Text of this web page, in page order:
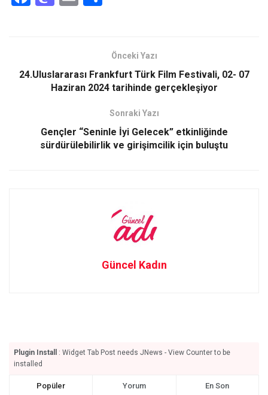
o
d
o
Önceki Yazı
24.Uluslararası Frankfurt Türk Film Festivali, 02- 07
Haziran 2024 tarihinde gerçekleşiyor
Sonraki Yazı
Gençler “Seninle İyi Gelecek” etkinliğinde
sürdürülebilirlik ve girişimcilik için buluştu
Güncel Kadın
Plugin Install
: Widget Tab Post needs JNews - View Counter to be
installed
Popüler Yorum En Son